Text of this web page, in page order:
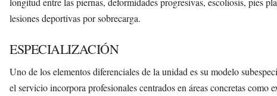
lesiones deportivas por sobrecarga.
ESPECIALIZACIÓN
Uno de los elementos diferenciales de la unidad es su modelo
el servicio incorpora profesionales centrados en áreas concretas